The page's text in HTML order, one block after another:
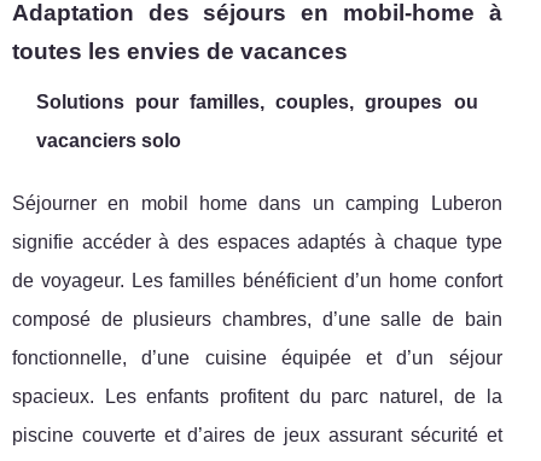
Adaptation des séjours en mobil-home à
toutes les envies de vacances
Solutions pour familles, couples, groupes ou
vacanciers solo
Séjourner en mobil home dans un camping Luberon
signifie accéder à des espaces adaptés à chaque type
de voyageur. Les familles bénéficient d’un home confort
composé de plusieurs chambres, d’une salle de bain
fonctionnelle, d’une cuisine équipée et d’un séjour
spacieux. Les enfants profitent du parc naturel, de la
piscine couverte et d’aires de jeux assurant sécurité et